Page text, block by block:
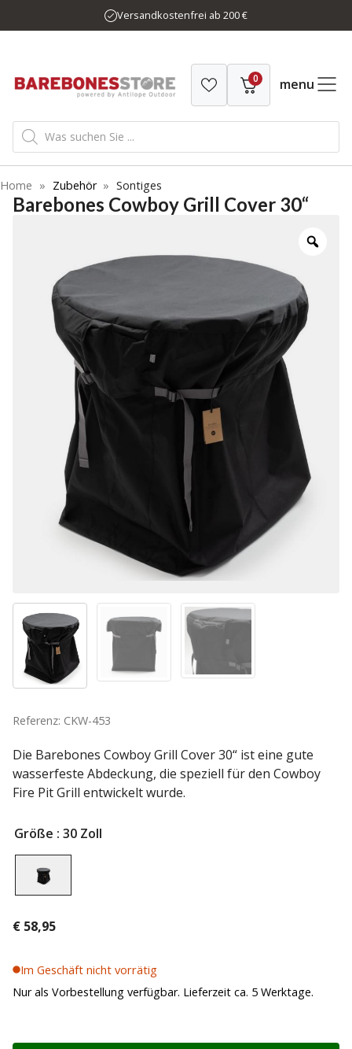
Inhalt
Versandkostenfrei ab 200 €
0 menu
Products
search
Home » Zubehör » Sontiges
Barebones Cowboy Grill Cover 30“
Referenz: CKW-453
Die Barebones Cowboy Grill Cover 30“ ist eine gute
wasserfeste Abdeckung, die speziell für den Cowboy
Fire Pit Grill entwickelt wurde.
Größe : 30 Zoll
€ 58,95
Im Geschäft nicht vorrätig
Nur als Vorbestellung verfügbar. Lieferzeit ca. 5 Werktage.